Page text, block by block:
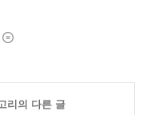
리의 다른 글